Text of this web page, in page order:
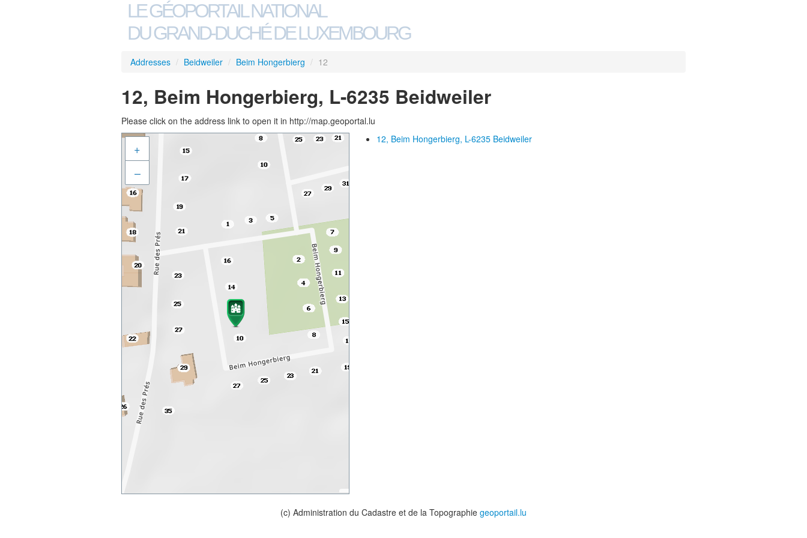
LE GÉOPORTAIL NATIONAL
DU GRAND-DUCHÉ DE LUXEMBOURG
Addresses / Beidweiler / Beim Hongerbierg / 12
12, Beim Hongerbierg, L-6235 Beidweiler
Please click on the address link to open it in http://map.geoportal.lu
+
–
12, Beim Hongerbierg, L-6235 Beidweiler
(c) Administration du Cadastre et de la Topographie geoportail.lu